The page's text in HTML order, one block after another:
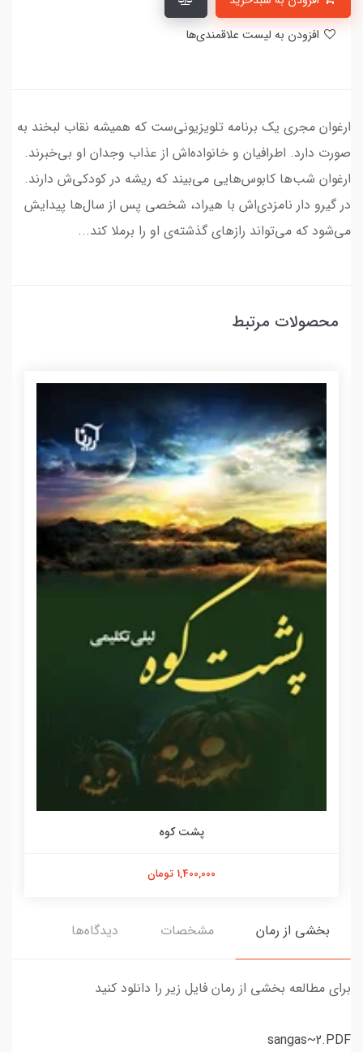
ارغوان مجری یک برنامه تلویزیونی‌ست که همیشه نقاب لبخند به
صورت دارد. اطرافیان و خانواده‌اش از عذاب‌ وجدان او بی‌خبرند.
ارغوان شب‌ها کابوس‌هایی می‌بیند که ریشه در کودکی‌ش دارند.
در گیرو دار نامزدی‌اش با هیراد، شخصی پس از سال‌ها پیدایش
می‌شود که می‌تواند رازهای گذشته‌ی او را برملا کند...
محصولات مرتبط
پشت کوه
1,400,000 تومان
بخشی از رمان مشخصات دیدگاه‌ها
برای مطالعه بخشی از رمان فایل زیر را دانلود کنید
sangas~2.PDF